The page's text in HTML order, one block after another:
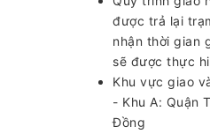
được trả lại
nhận thời gian
sẽ được thực
Khu vực giao
- Khu A: Quận
Đồng